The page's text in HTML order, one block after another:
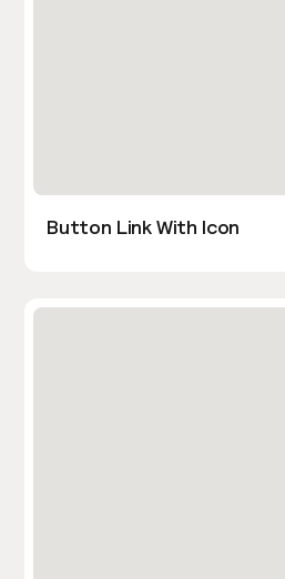
Button Link With Icon